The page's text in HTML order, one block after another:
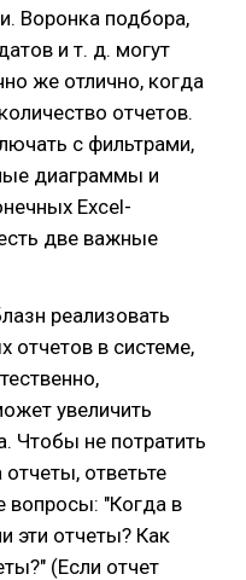
Воронка подбора,
и т. д. могут
же отлично, когда
отчетов.
с фильтрами,
диаграммы и
Excel-
две важные
реализовать
отчетов в системе,
увеличить
Чтобы не потратить
ответьте
вопросы: "Когда в
эти отчеты? Как
(Если отчет